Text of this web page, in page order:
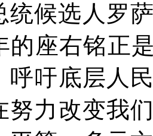
统候选人罗
的座右铭正
呼吁底层人
努力改变我